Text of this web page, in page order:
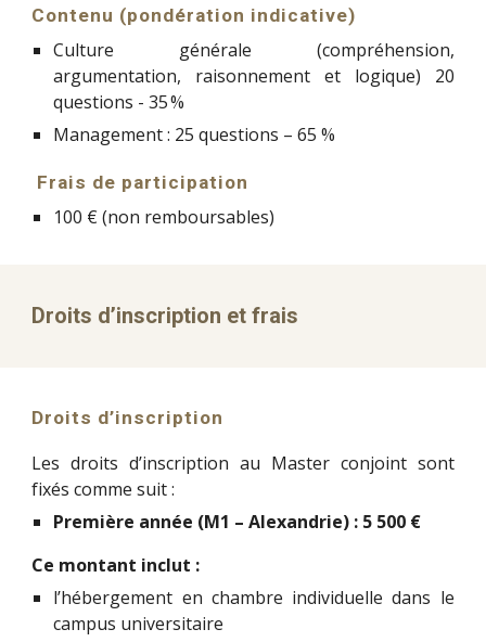
Contenu (pondération indicative)
Culture générale (compréhension,
argumentation, raisonnement et logique) 20
questions - 35 %
Management : 25 questions – 65 %
Frais de participation
100 € (non remboursables)
Droits d’inscription et frais
Droits d’inscription
Les droits d’inscription au Master conjoint sont
fixés comme suit :
Première année (M1 – Alexandrie) : 5 500 €
Ce montant inclut :
l’hébergement en chambre individuelle dans le
campus universitaire